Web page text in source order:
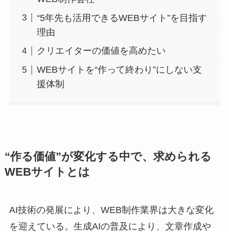
“5年先も活用できるWEBサイト”を目指す
理由
クリエイターの価値を高めたい
WEBサイトを“作って終わり”にしない支
援体制
“作る価値”が変化する中で、求められる
WEBサイトとは
AI技術の発展により、WEB制作業界は大きな変化
を迎えている。生成AIの普及により、文章作成や